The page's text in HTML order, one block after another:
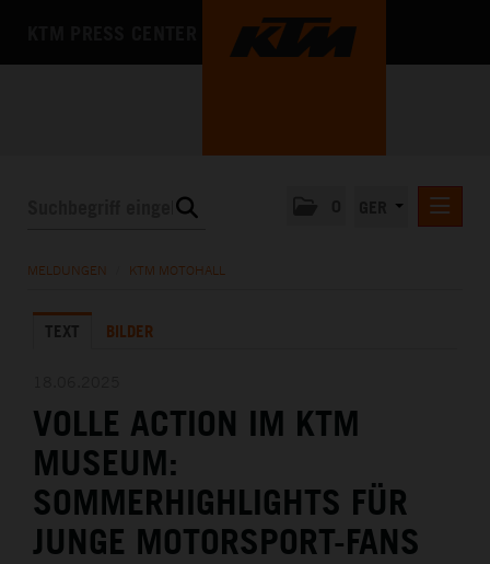
MEDIA
MELDUNGEN KTM MOTOHALL
TEXT BILDER
VOLLE ACTION IM KTM
MUSEUM:
SOMMERHIGHLIGHTS FÜR
JUNGE MOTORSPORT-FANS